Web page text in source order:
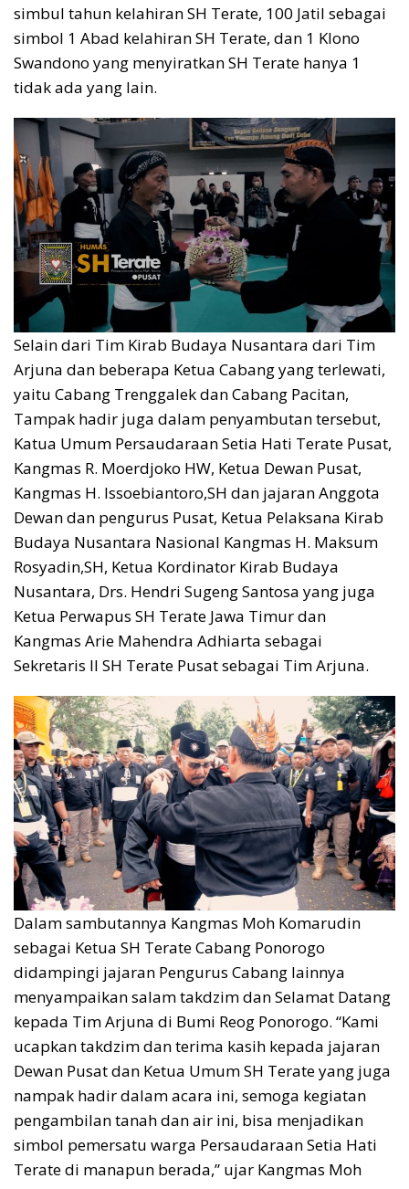
simbul tahun kelahiran SH Terate, 100 Jatil sebagai
simbol 1 Abad kelahiran SH Terate, dan 1 Klono
Swandono yang menyiratkan SH Terate hanya 1
tidak ada yang lain.
Selain dari Tim Kirab Budaya Nusantara dari Tim
Arjuna dan beberapa Ketua Cabang yang terlewati,
yaitu Cabang Trenggalek dan Cabang Pacitan,
Tampak hadir juga dalam penyambutan tersebut,
Katua Umum Persaudaraan Setia Hati Terate Pusat,
Kangmas R. Moerdjoko HW, Ketua Dewan Pusat,
Kangmas H. Issoebiantoro,SH dan jajaran Anggota
Dewan dan pengurus Pusat, Ketua Pelaksana Kirab
Budaya Nusantara Nasional Kangmas H. Maksum
Rosyadin,SH, Ketua Kordinator Kirab Budaya
Nusantara, Drs. Hendri Sugeng Santosa yang juga
Ketua Perwapus SH Terate Jawa Timur dan
Kangmas Arie Mahendra Adhiarta sebagai
Sekretaris II SH Terate Pusat sebagai Tim Arjuna.
Dalam sambutannya Kangmas Moh Komarudin
sebagai Ketua SH Terate Cabang Ponorogo
didampingi jajaran Pengurus Cabang lainnya
menyampaikan salam takdzim dan Selamat Datang
kepada Tim Arjuna di Bumi Reog Ponorogo. “Kami
ucapkan takdzim dan terima kasih kepada jajaran
Dewan Pusat dan Ketua Umum SH Terate yang juga
nampak hadir dalam acara ini, semoga kegiatan
pengambilan tanah dan air ini, bisa menjadikan
simbol pemersatu warga Persaudaraan Setia Hati
Terate di manapun berada,” ujar Kangmas Moh